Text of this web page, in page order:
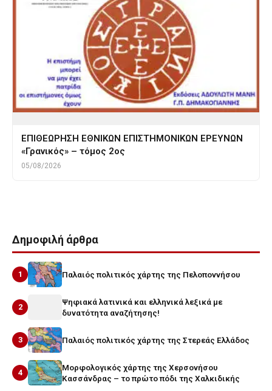
ΕΠΙΘΕΩΡΗΣΗ ΕΘΝΙΚΩΝ ΕΠΙΣΤΗΜΟΝΙΚΩΝ ΕΡΕΥΝΩΝ
«Γρανικός» – τόμος 2ος
05/08/2026
Δημοφιλή άρθρα
1 Παλαιός πολιτικός χάρτης της Πελοποννήσου
2
Ψηφιακά λατινικά και ελληνικά λεξικά με
δυνατότητα αναζήτησης!
3 Παλαιός πολιτικός χάρτης της Στερεάς Ελλάδος
4
Μορφολογικός χάρτης της Χερσονήσου
Κασσάνδρας – το πρώτο πόδι της Χαλκιδικής